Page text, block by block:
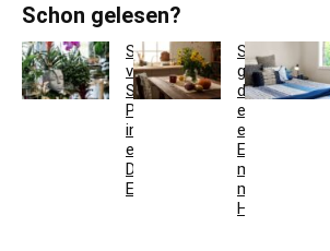
Schon gelesen?
So
verwandeln
Sie
Pflanzgefäße
in
einzigartige
Deko-
Elemente
So
gestaltest
du
ein
einladendes
Esszimmer
mit
modernen
Holzmöbeln